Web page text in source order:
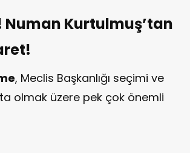
Numan Kurtulmuş’tan
, Meclis Başkanlığı seçimi ve
olmak üzere pek çok önemli